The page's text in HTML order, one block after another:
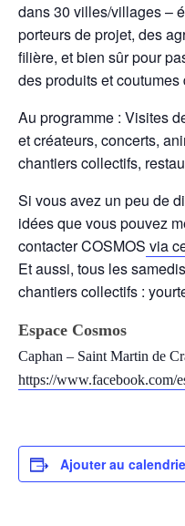
dans 30 villes/villages –
porteurs de projet, des
filière, et bien sûr pour
des produits et coutumes
Au programme : Visites
et créateurs, concerts,
chantiers collectifs,
Si vous avez un peu de
idées que vous pouvez
contacter COSMOS via
Et aussi, tous les
chantiers collectifs :
Espace Cosmos
Caphan – Saint Martin de
https://www.facebook.com/
Ajouter au